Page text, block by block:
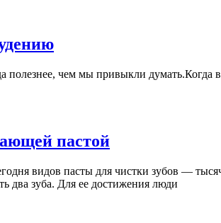
Диетологи
привычные
похудению
чем мы привыкли думать.Когда
пастойМедики
почему
видов пасты для чистки зубов —
два зуба. Для ее достижения люди